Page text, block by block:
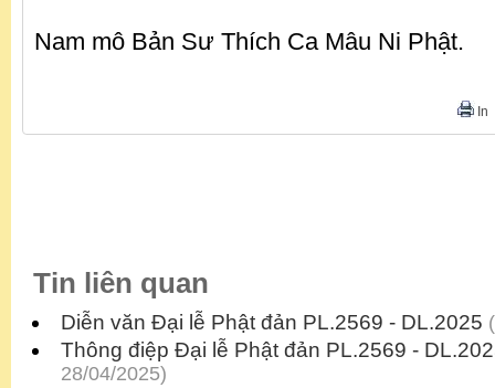
Nam mô Bản Sư Thích Ca Mâu Ni Phật.
In
Tin liên quan
Diễn văn Đại lễ Phật đản PL.2569 - DL.2025
Thông điệp Đại lễ Phật đản PL.2569 -
28/04/2025)